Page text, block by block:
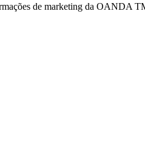
de marketing da OANDA